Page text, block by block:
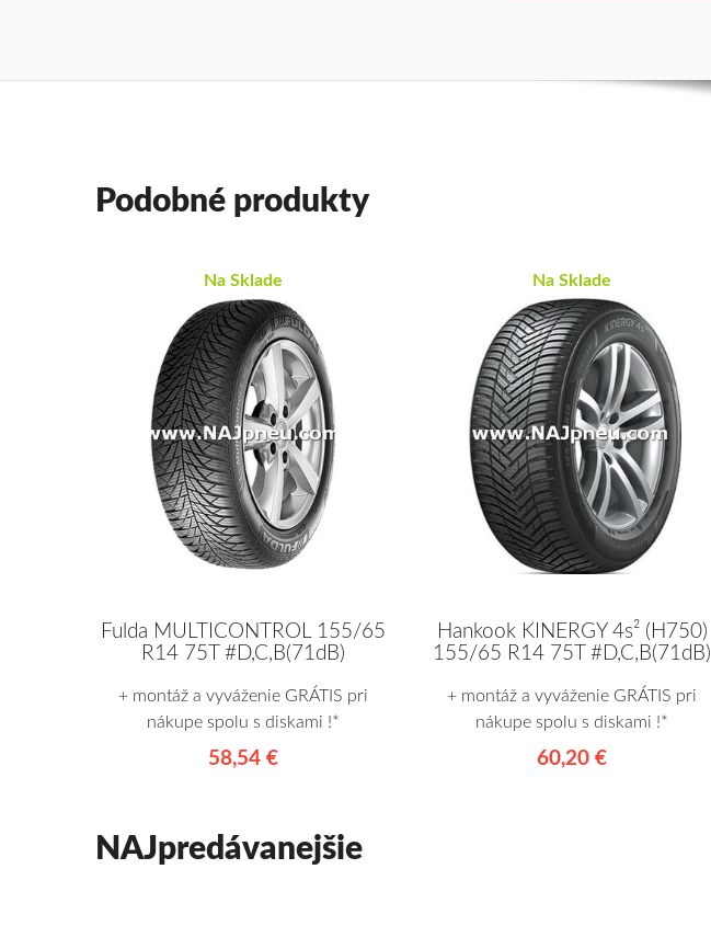
Podobné produkty
Na Sklade
Fulda MULTICONTROL 155/65
R14 75T #D,C,B(71dB)
+ montáž a vyváženie GRÁTIS pri
nákupe spolu s diskami !*
58,54 €
Na Sklade
Hankook KINERGY 4s² (H750)
155/65 R14 75T #D,C,B(71dB)
+ montáž a vyváženie GRÁTIS pri
nákupe spolu s diskami !*
60,20 €
NAJpredávanejšie